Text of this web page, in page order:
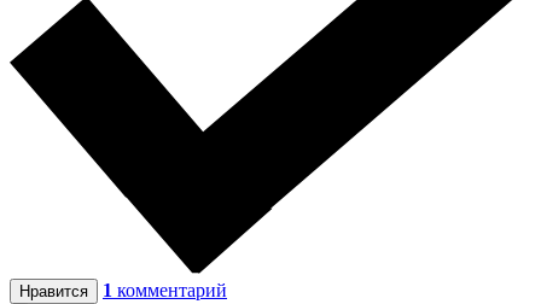
Нравится 1 комментарий